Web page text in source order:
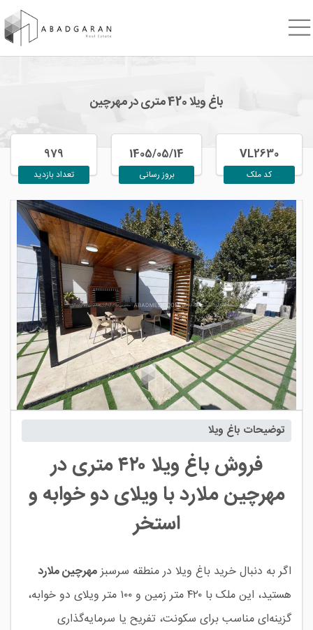
باغ ویلا 420 متری در مهرچین
VL2630
کد ملک
1405/05/14
بروز رسانی
979
تعداد بازدید
توضیحات باغ ویلا
فروش باغ ویلا ۴۲۰ متری در
مهرچین ملارد با ویلای دو خوابه و
استخر
اگر به دنبال خرید باغ ویلا در منطقه سرسبزمهرچین ملارد
هستید، این ملک با ۴۲۰ متر زمین و ۱۰۰ متر ویلای دو خوابه،
گزینه‌ای مناسب برای سکونت، تفریح یا سرمایه‌گذاری